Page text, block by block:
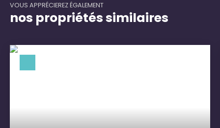
VOUS APPRÉCIEREZ ÉGALEMENT
nos propriétés similaires